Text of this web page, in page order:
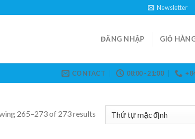
Newsletter
ĐĂNG NHẬP GIỎ
CONTACT 08:00 - 21:00
265–273 of 273 results